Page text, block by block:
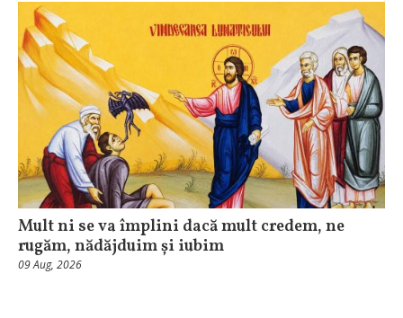
Mult ni se va împlini dacă mult credem, ne
rugăm, nădăjduim și iubim
09 Aug, 2026